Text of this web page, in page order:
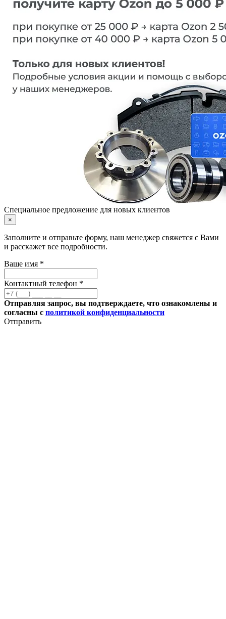
Специальное предложение для новых клиентов
×
Заполните и отправьте форму, наш менеджер свяжется с Вами
и расскажет все подробности.
Ваше имя *
Контактный телефон *
Отправляя запрос, вы подтверждаете, что ознакомлены и
согласны с политикой конфиденциальности
Отправить